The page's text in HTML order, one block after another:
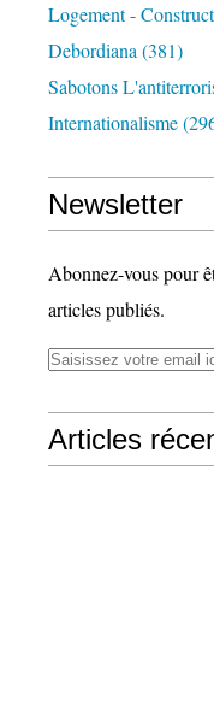
Logement -
Debordiana (381)
Sabotons
Internationalisme
Newsletter
Abonnez-vous pour
articles publiés.
Articles